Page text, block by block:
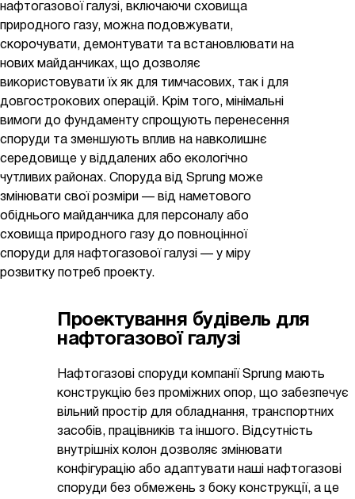
нафтогазової галузі, включаючи сховища
природного газу, можна подовжувати,
скорочувати, демонтувати та встановлювати на
нових майданчиках, що дозволяє
використовувати їх як для тимчасових, так і для
довгострокових операцій. Крім того, мінімальні
вимоги до фундаменту спрощують перенесення
споруди та зменшують вплив на навколишнє
середовище у віддалених або екологічно
чутливих районах. Споруда від Sprung може
змінювати свої розміри — від наметового
обіднього майданчика для персоналу або
сховища природного газу до повноцінної
споруди для нафтогазової галузі — у міру
розвитку потреб проекту.
Проектування будівель для
нафтогазової галузі
Нафтогазові споруди компанії Sprung мають
конструкцію без проміжних опор, що забезпечує
вільний простір для обладнання, транспортних
засобів, працівників та іншого. Відсутність
внутрішніх колон дозволяє змінювати
конфігурацію або адаптувати наші нафтогазові
споруди без обмежень з боку конструкції, а це